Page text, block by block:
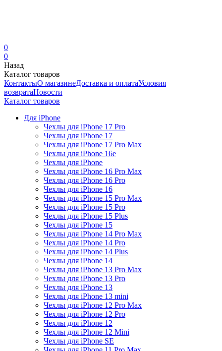
0
0
Назад
Каталог товаров
КонтактыО магазинеДоставка и оплатаУсловия
возвратаНовости
Каталог товаров
Для iPhone
Чехлы для iPhone 17 Pro
Чехлы для iPhone 17
Чехлы для iPhone 17 Pro Max
Чехлы для iPhone 16e
Чехлы для iPhone
Чехлы для iPhone 16 Pro Max
Чехлы для iPhone 16 Pro
Чехлы для iPhone 16
Чехлы для iPhone 15 Pro Max
Чехлы для iPhone 15 Pro
Чехлы для iPhone 15 Plus
Чехлы для iPhone 15
Чехлы для iPhone 14 Pro Max
Чехлы для iPhone 14 Pro
Чехлы для iPhone 14 Plus
Чехлы для iPhone 14
Чехлы для iPhone 13 Pro Max
Чехлы для iPhone 13 Pro
Чехлы для iPhone 13
Чехлы для iPhone 13 mini
Чехлы для iPhone 12 Pro Max
Чехлы для iPhone 12 Pro
Чехлы для iPhone 12
Чехлы для iPhone 12 Mini
Чехлы для iPhone SE